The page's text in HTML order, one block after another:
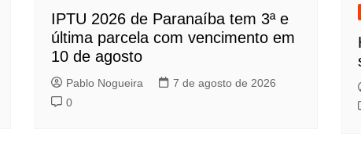
IPTU 2026 de Paranaíba tem 3ª e
última parcela com vencimento em
10 de agosto
Pablo Nogueira
7 de agosto de 2026
0